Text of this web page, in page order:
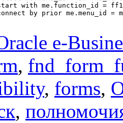
with me.function_id =
by prior me.menu_id =
e-
,
, forms,
,